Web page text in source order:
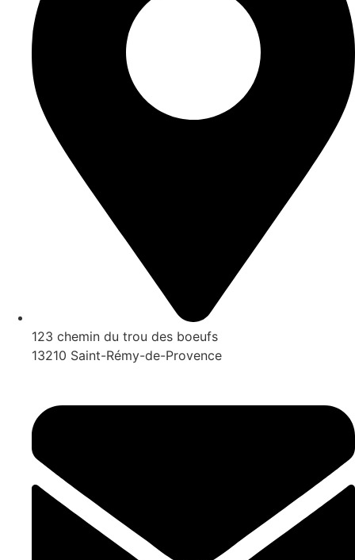
123 chemin du trou des boeufs
13210 Saint-Rémy-de-Provence